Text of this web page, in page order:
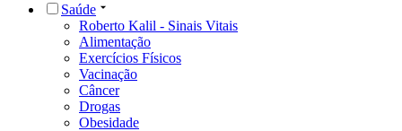
Saúde
Roberto Kalil - Sinais Vitais
Alimentação
Exercícios Físicos
Vacinação
Câncer
Drogas
Obesidade